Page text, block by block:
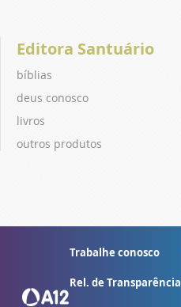
Editora Santuário
bíblias
deus conosco
livros
outros produtos
Trabalhe conosco
Rel. de Transparência